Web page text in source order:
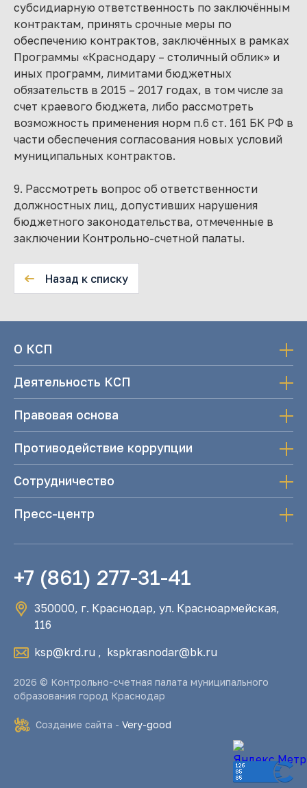
субсидиарную ответственность по заключённым
контрактам, принять срочные меры по
обеспечению контрактов, заключённых в рамках
Программы «Краснодару – столичный облик» и
иных программ, лимитами бюджетных
обязательств в 2015 – 2017 годах, в том числе за
счет краевого бюджета, либо рассмотреть
возможность применения норм п.6 ст. 161 БК РФ в
части обеспечения согласования новых условий
муниципальных контрактов.
9. Рассмотреть вопрос об ответственности
должностных лиц, допустивших нарушения
бюджетного законодательства, отмеченные в
заключении Контрольно-счетной палаты.
Назад к списку
О КСП
Деятельность КСП
Правовая основа
Противодействие коррупции
Сотрудничество
Пресс-центр
+7 (861) 277-31-41
350000, г. Краснодар, ул. Красноармейская,
116
ksp@krd.ru , kspkrasnodar@bk.ru
2026 © Контрольно-счетная палата муниципального
образования город Краснодар
Создание сайта - Very-good